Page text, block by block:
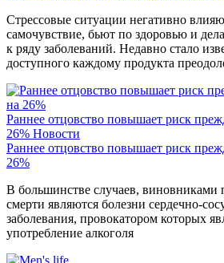
Стрессовые ситуации негативно
самочувствие, бьют по здоровью и
к ряду заболеваний. Недавно стало
доступного каждому продукта
Раннее отцовство повышает риск
26% Новости
Раннее отцовство повышает риск
26%
В большинстве случаев, виновниками
смерти являются болезни сердечно-
заболевания, провокатором которых
употребление алкоголя